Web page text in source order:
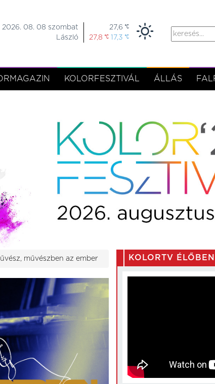
2026. 08. 08 szombat
László
27,6
27,8
17,3
KOLORFESZTIVÁL ÁLLÁS
művészben az ember KOLORTV ÉLŐBEN